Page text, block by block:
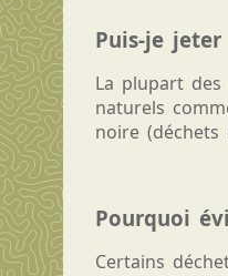
Puis-je
La plupart
naturels
noire
Pourquoi
Certains